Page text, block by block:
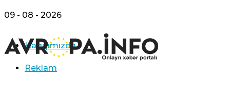
09 - 08 - 2026
Haqqımızda
Reklam